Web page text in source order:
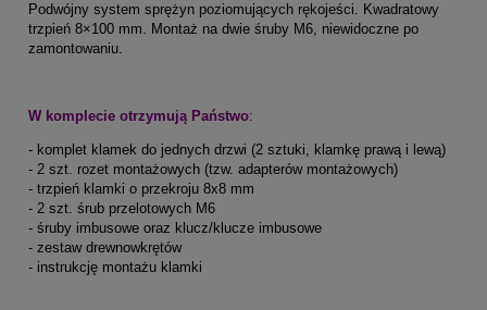
Podwójny system sprężyn poziomujących rękojeści. Kwadratowy
trzpień 8×100 mm. Montaż na dwie śruby M6, niewidoczne po
zamontowaniu.
W komplecie otrzymują Państwo:
- komplet klamek do jednych drzwi (2 sztuki, klamkę prawą i lewą)
- 2 szt. rozet montażowych (tzw. adapterów montażowych)
- trzpień klamki o przekroju 8x8 mm
- 2 szt. śrub przelotowych M6
- śruby imbusowe oraz klucz/klucze imbusowe
- zestaw drewnowkrętów
- instrukcję montażu klamki